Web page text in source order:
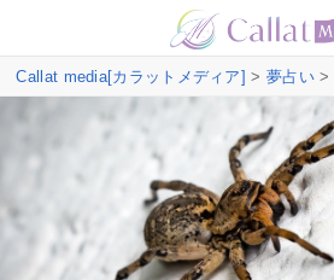
Callat media[カラットメディア] > 夢占い>